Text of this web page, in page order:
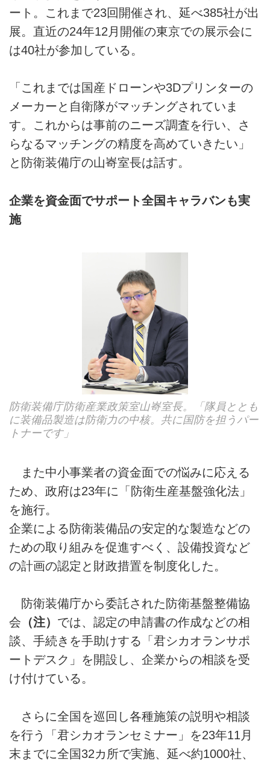
ート。これまで23回開催され、延べ385社が出
展。直近の24年12月開催の東京での展示会に
は40社が参加している。
「これまでは国産ドローンや3Dプリンターの
メーカーと自衛隊がマッチングされていま
す。これからは事前のニーズ調査を行い、さ
らなるマッチングの精度を高めていきたい」
と防衛装備庁の山㟢室長は話す。
企業を資金面でサポート全国キャラバンも実
施
防衛装備庁防衛産業政策室山㟢室長。「隊員ととも
に装備品製造は防衛力の中核。共に国防を担うパー
トナーです」
また中小事業者の資金面での悩みに応える
ため、政府は23年に「防衛生産基盤強化法」
を施行。
企業による防衛装備品の安定的な製造などの
ための取り組みを促進すべく、設備投資など
の計画の認定と財政措置を制度化した。
防衛装備庁から委託された防衛基盤整備協
会 （注） では、認定の申請書の作成などの相
談、手続きを手助けする「君シカオランサポ
ートデスク」を開設し、企業からの相談を受
け付けている。
さらに全国を巡回し各種施策の説明や相談
を行う「君シカオランセミナー」を23年11月
末までに全国32カ所で実施、延べ約1000社、